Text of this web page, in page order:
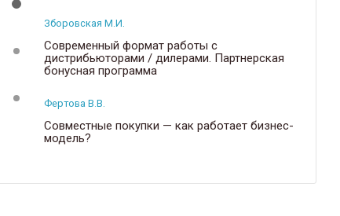
Зборовская М.И.
Современный формат работы с
дистрибьюторами / дилерами. Партнерская
бонусная программа
Фертова В.В.
Совместные покупки — как работает бизнес-
модель?